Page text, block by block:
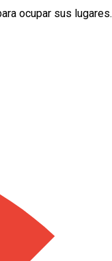
ocupar sus lugares.